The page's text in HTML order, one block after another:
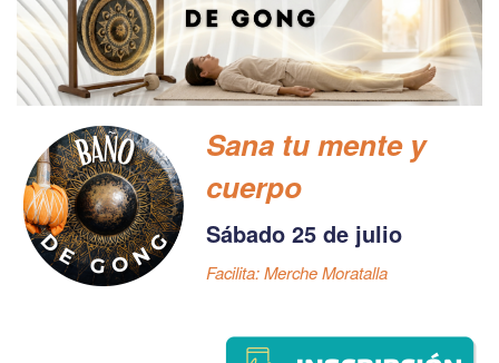
a
la
navegación
Sana tu mente y
cuerpo
Sábado 25 de julio
Facilita: Merche Moratalla